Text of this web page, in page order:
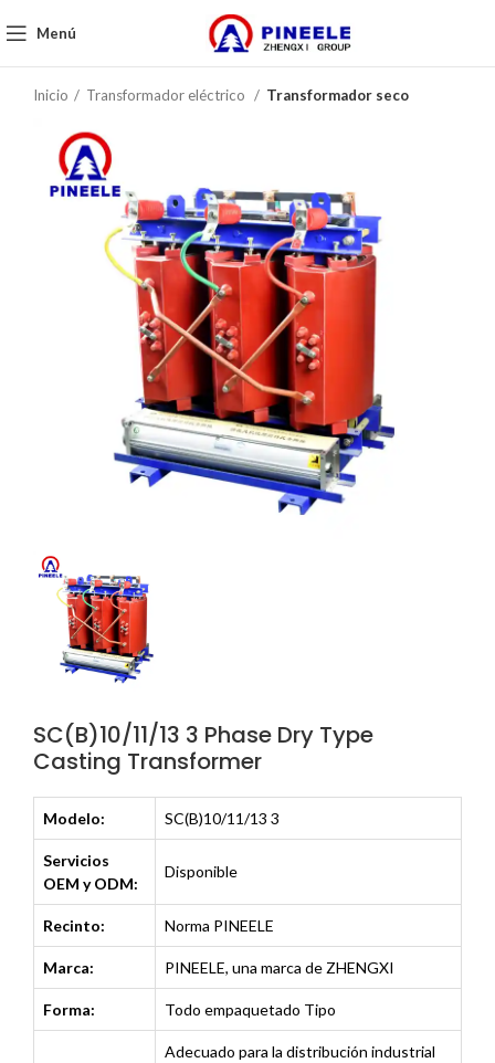
Menú
Inicio Transformador eléctrico Transformador seco
SC(B)10/11/13 3 Phase Dry Type
Casting Transformer
Modelo: SC(B)10/11/13 3
Servicios
OEM y ODM:
Disponible
Recinto: Norma PINEELE
Marca: PINEELE, una marca de ZHENGXI
Forma: Todo empaquetado Tipo
Adecuado para la distribución industrial